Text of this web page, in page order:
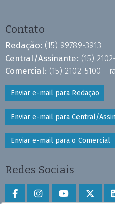
Contato
Redação: (15) 99789-3913
Central/Assinante: (15)
Comercial: (15) 2102-5100 -
Enviar e-mail para Redação
Enviar e-mail para Central/
Enviar e-mail para o Comercial
Redes Sociais